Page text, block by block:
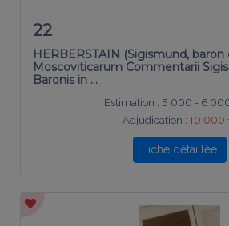
22
HERBERSTAIN (Sigismund, baron
Moscoviticarum Commentarii
Baronis in …
Estimation : 5 000 - 6
Adjudication : 10 000
Fiche détaillée